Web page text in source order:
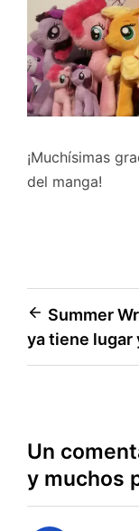
¡Muchísimas
del manga!
de
Summer
ya tiene lugar
Un
y muchos